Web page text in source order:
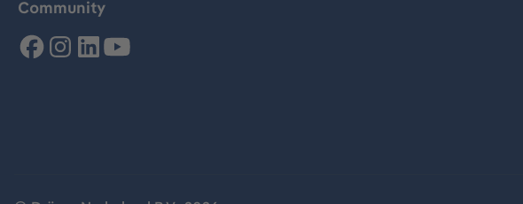
Community